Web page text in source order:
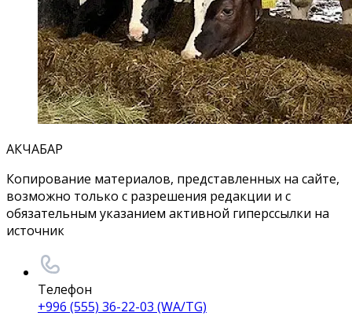
АКЧАБАР
Копирование материалов, представленных на сайте,
возможно только с разрешения редакции и с
обязательным указанием активной гиперссылки на
источник
Телефон
+996 (555) 36-22-03 (WA/TG)